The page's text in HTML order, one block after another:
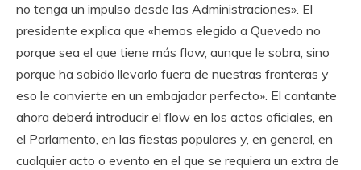
no tenga un impulso desde las Administraciones». El
presidente explica que «hemos elegido a Quevedo no
porque sea el que tiene más flow, aunque le sobra, sino
porque ha sabido llevarlo fuera de nuestras fronteras y
eso le convierte en un embajador perfecto». El cantante
ahora deberá introducir el flow en los actos oficiales, en
el Parlamento, en las fiestas populares y, en general, en
cualquier acto o evento en el que se requiera un extra de